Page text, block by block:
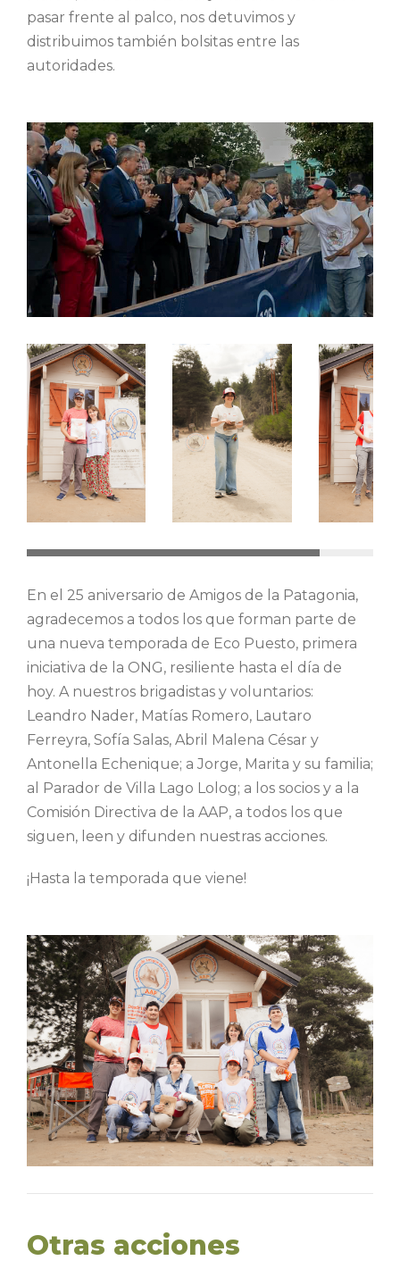
pasar frente al palco, nos detuvimos y
distribuimos también bolsitas entre las
autoridades.
En el 25 aniversario de Amigos de la Patagonia,
agradecemos a todos los que forman parte de
una nueva temporada de Eco Puesto, primera
iniciativa de la ONG, resiliente hasta el día de
hoy. A nuestros brigadistas y voluntarios:
Leandro Nader, Matías Romero, Lautaro
Ferreyra, Sofía Salas, Abril Malena César y
Antonella Echenique; a Jorge, Marita y su familia;
al Parador de Villa Lago Lolog; a los socios y a la
Comisión Directiva de la AAP, a todos los que
siguen, leen y difunden nuestras acciones.
¡Hasta la temporada que viene!
Otras acciones